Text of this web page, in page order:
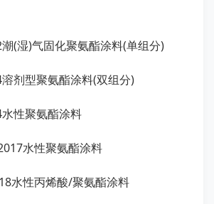
(湿)气固化聚氨酯涂料(单组分)
剂型聚氨酯涂料(双组分)
性聚氨酯涂料
水性聚氨酯涂料
水性丙烯酸/聚氨酯涂料